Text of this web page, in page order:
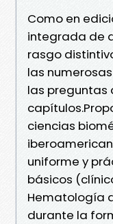
Como en
integrada de
rasgo
las
las preguntas
ciencias
uniforme y
básicos
Hematología
durante la